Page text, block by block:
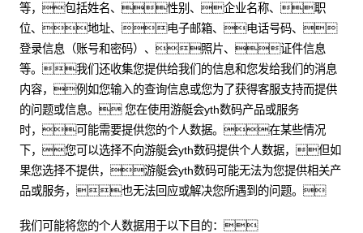
等，包括姓名、性别、企业名称、职
位、地址、电子邮箱、电话号码、
登录信息（账号和密码）、照片、证件信息
等。我们还收集您提供给我们的信息和您发给我们的消息
内容，例如您输入的查询信息或您为了获得客服支持而提供
的问题或信息。 您在使用游艇会yth数码产品或服务
时，可能需要提供您的个人数据。在某些情况
下，您可以选择不向游艇会yth数码提供个人数据，但如
果您选择不提供，游艇会yth数码可能无法为您提供相关产
品或服务，也无法回应或解决您所遇到的问题。
我们可能将您的个人数据用于以下目的：